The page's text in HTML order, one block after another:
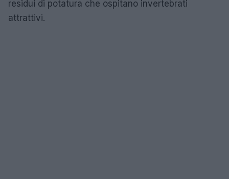
residui di potatura che ospitano invertebrati
attrattivi.